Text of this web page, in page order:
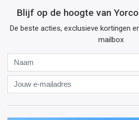
Blijf op de hoogte van
De beste acties, exclusieve kortingen
mailbox
Jouw
e-
mailadres